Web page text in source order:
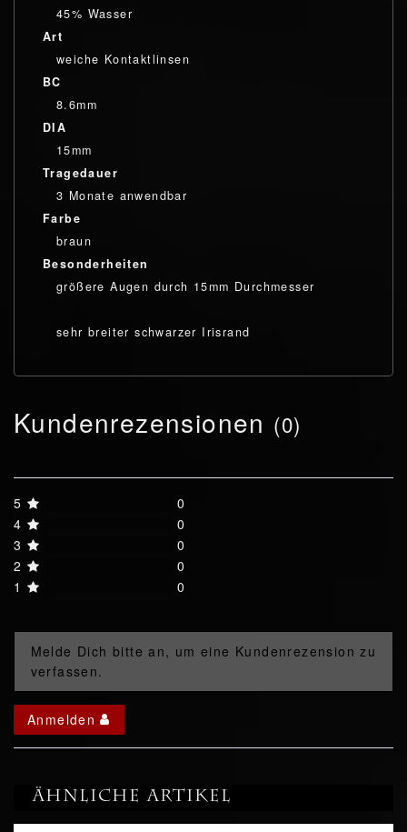
45% Wasser
Art
weiche Kontaktlinsen
BC
8.6mm
DIA
15mm
Tragedauer
3 Monate anwendbar
Farbe
braun
Besonderheiten
größere Augen durch 15mm Durchmesser
sehr breiter schwarzer Irisrand
Kundenrezensionen (0)
5
0
4
0
3
0
2
0
1
0
Melde Dich bitte an, um eine Kundenrezension zu
verfassen.
Anmelden
Ähnliche Artikel